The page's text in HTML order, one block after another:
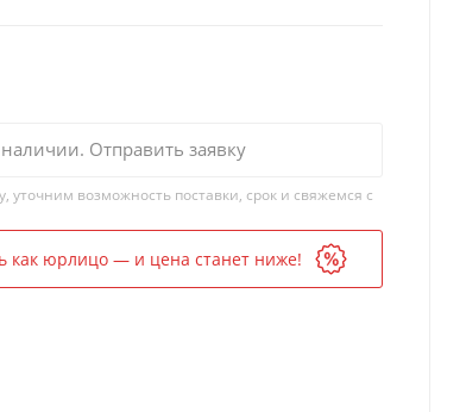
Отправить заявку
уточним возможность поставки, срок и свяжемся с
как юрлицо — и цена станет ниже!